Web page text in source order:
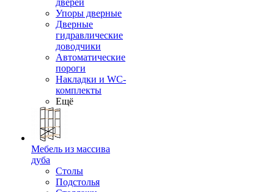
дверей
Упоры дверные
Дверные
гидравлические
доводчики
Автоматические
пороги
Накладки и WC-
комплекты
Ещё
Мебель из массива
дуба
Столы
Подстолья